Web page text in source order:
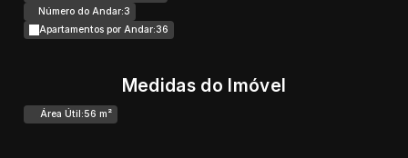
Número do Andar:3
Apartamentos por Andar:36
Medidas do Imóvel
Área Útil:56 m²